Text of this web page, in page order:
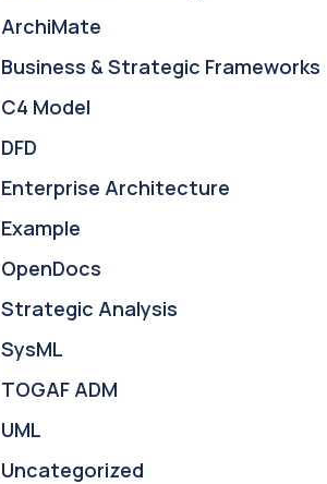
ArchiMate
Business & Strategic Frameworks
C4 Model
DFD
Enterprise Architecture
Example
OpenDocs
Strategic Analysis
SysML
TOGAF ADM
UML
Uncategorized